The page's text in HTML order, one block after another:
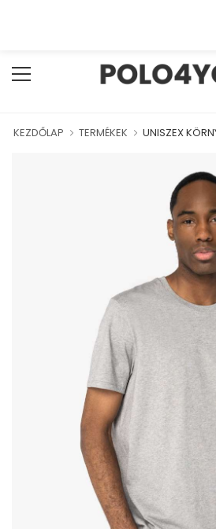
ÜDVÖZÖLJÜK
KEZDŐLAP TERMÉKEK UNISZEX